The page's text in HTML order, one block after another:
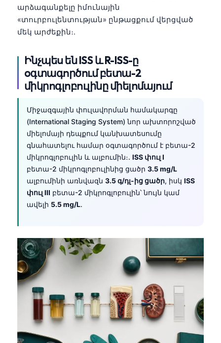
արձագանքելը իմունային
«տուրբուլենտության» ընթացքում վերցված
մեկ արժեքին։.
Ինչպես են ISS և R-ISS-ը
օգտագործում բետա-2
միկրոգլոբուլինը միելոմայում
Միջազգային փուլավորման համակարգը
(International Staging System) նոր ախտորոշված
միելոմայի դեպքում կանխատեսումը
գնահատելու համար օգտագործում է բետա-2
միկրոգլոբուլին և ալբումին։. ISS փուլ I
բետա-2 միկրոգլոբուլինից ցածր 3.5 mg/L
ալբումինի առնվազն 3.5 գ/դլ-ից ցածր, իսկ ISS
փուլ III բետա-2 միկրոգլոբուլին՝ նույն կամ
ավելի 5.5 mg/L.
Íslenska
Српски језик
Svenska
Bosanski
Azərbaycan dili
Čeština
ქართული
Русский
Lietuvių kalba
Polski
한국어
Magyar
Shqip
मराठी
తెలుగు